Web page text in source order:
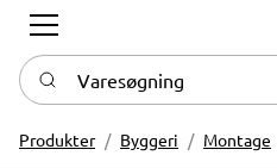
Varesøgning
Produkter Byggeri Montage